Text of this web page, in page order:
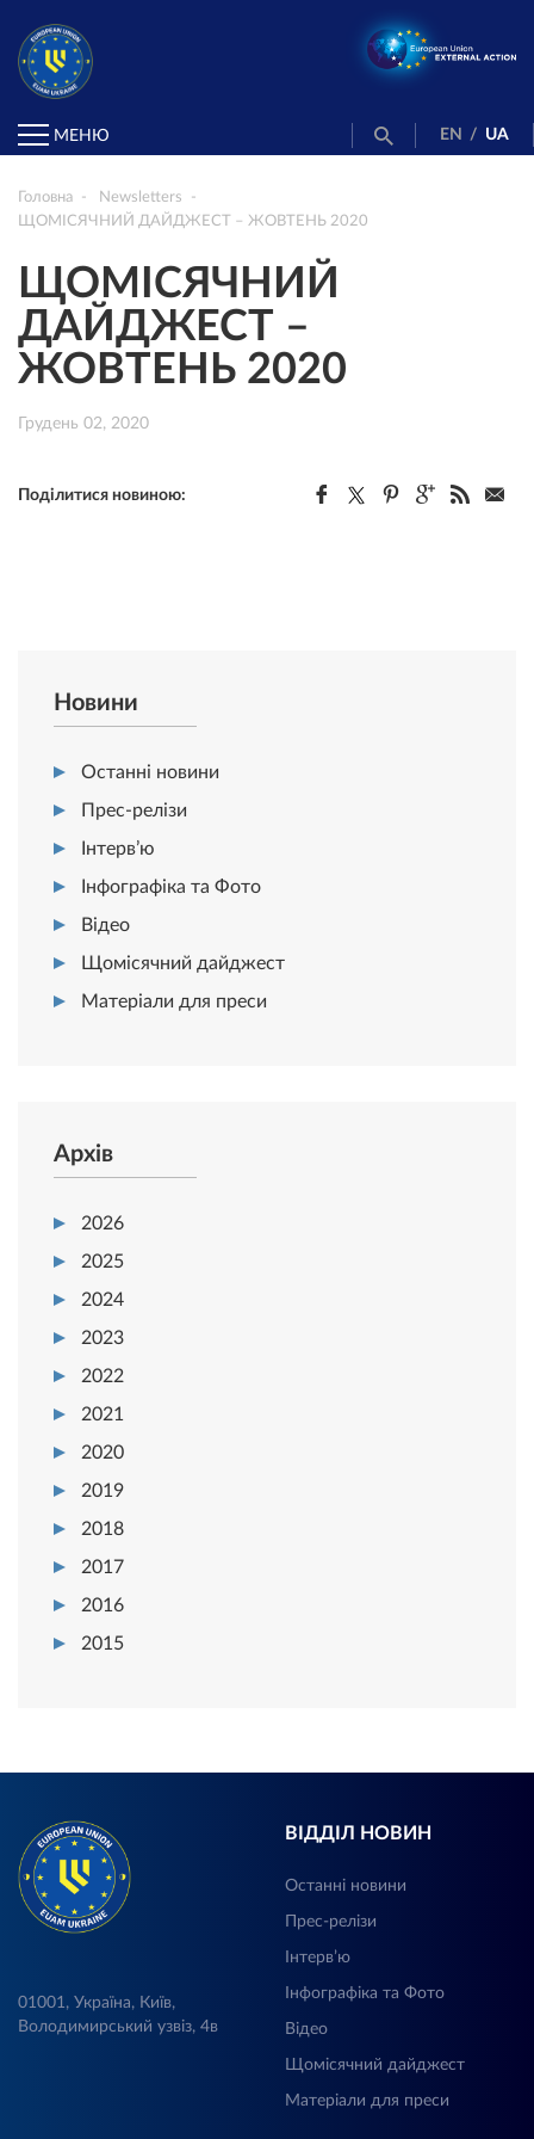
МЕНЮ EN / UA
Головна
Newsletters
ЩОМІСЯЧНИЙ ДАЙДЖЕСТ – ЖОВТЕНЬ 2020
ЩОМІСЯЧНИЙ
ДАЙДЖЕСТ –
ЖОВТЕНЬ 2020
Грудень 02, 2020
Поділитися новиною:
Новини
Останні новини
Прес-релізи
Інтерв’ю
Інфографіка та Фото
Відео
Щомісячний дайджест
Матеріали для преси
Архів
2026
2025
2024
2023
2022
2021
2020
2019
2018
2017
2016
2015
01001, Україна, Київ,
Володимирський узвіз, 4в
ВІДДІЛ НОВИН
Останні новини
Прес-релізи
Інтерв’ю
Інфографіка та Фото
Відео
Щомісячний дайджест
Матеріали для преси